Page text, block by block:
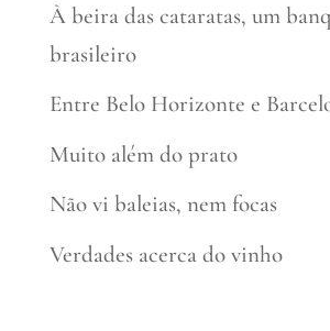
À beira das cataratas, um
brasileiro
Entre Belo Horizonte e
Muito além do prato
Não vi baleias, nem focas
Verdades acerca do vinho